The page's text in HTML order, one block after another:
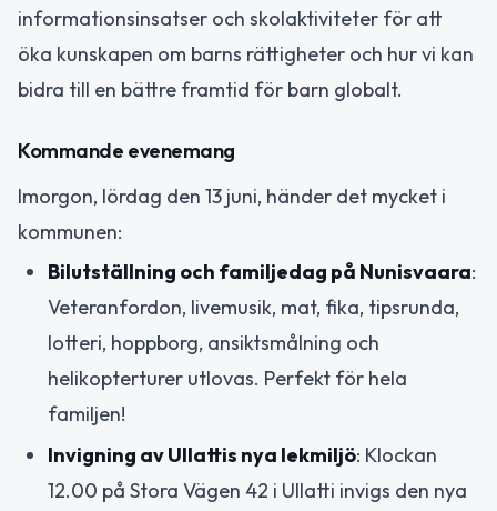
informationsinsatser och skolaktiviteter för att
öka kunskapen om barns rättigheter och hur vi kan
bidra till en bättre framtid för barn globalt.
Kommande evenemang
Imorgon, lördag den 13 juni, händer det mycket i
kommunen:
Bilutställning och familjedag på Nunisvaara:
Veteranfordon, livemusik, mat, fika, tipsrunda,
lotteri, hoppborg, ansiktsmålning och
helikopterturer utlovas. Perfekt för hela
familjen!
Invigning av Ullattis nya lekmiljö: Klockan
12.00 på Stora Vägen 42 i Ullatti invigs den nya